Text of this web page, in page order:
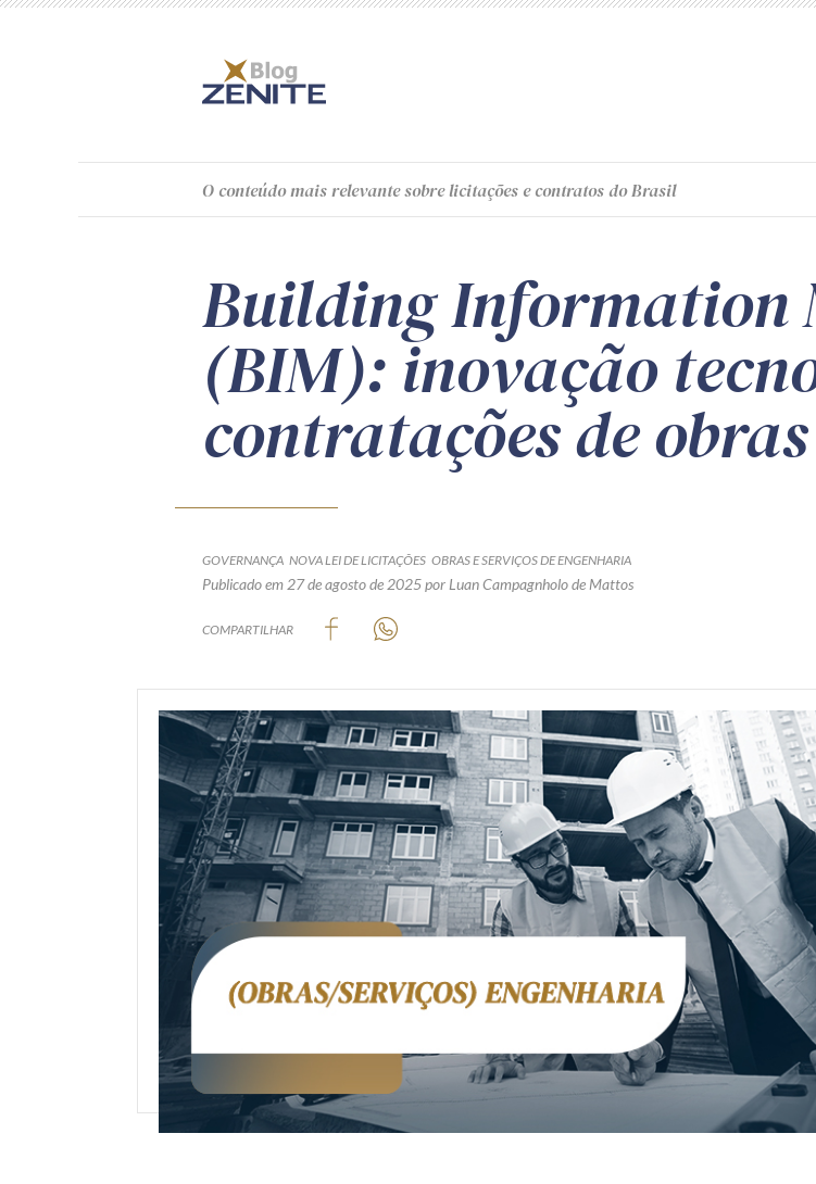
O conteúdomais relevante sobre licitações e contratos do Brasil
Building Information
(BIM): inovação
contratações de
GOVERNANÇA NOVA LEI DE LICITAÇÕES OBRAS E SERVIÇOS DE ENGENHARIA
Publicado em 27 de agosto de 2025por Luan Campagnholo de Mattos
COMPARTILHAR